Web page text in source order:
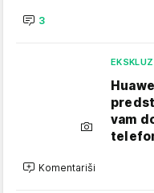
3
vam
Komentariši